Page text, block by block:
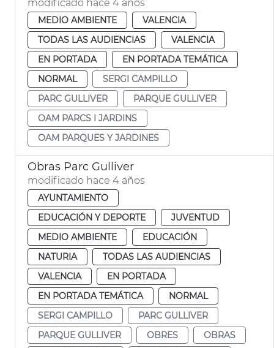
modificado hace 4 años
MEDIO AMBIENTE
VALENCIA
TODAS LAS AUDIENCIAS
VALENCIA
EN PORTADA
EN PORTADA TEMÁTICA
NORMAL
SERGI CAMPILLO
PARC GULLIVER
PARQUE GULLIVER
OAM PARCS I JARDINS
OAM PARQUES Y JARDINES
Obras Parc Gulliver
modificado hace 4 años
AYUNTAMIENTO
EDUCACIÓN Y DEPORTE
JUVENTUD
MEDIO AMBIENTE
EDUCACIÓN
NATURIA
TODAS LAS AUDIENCIAS
VALENCIA
EN PORTADA
EN PORTADA TEMÁTICA
NORMAL
SERGI CAMPILLO
PARC GULLIVER
PARQUE GULLIVER
OBRES
OBRAS